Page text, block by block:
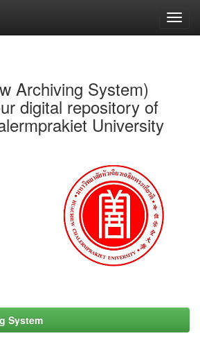
Archiving System)
digital repository of
University
System